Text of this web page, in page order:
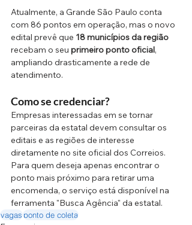
Atualmente, a Grande São Paulo conta
com 86 pontos em operação, mas o novo
edital prevê que 18 municípios da região
recebam o seu primeiro ponto oficial,
ampliando drasticamente a rede de
atendimento.
Como se credenciar?
Empresas interessadas em se tornar
parceiras da estatal devem consultar os
editais e as regiões de interesse
diretamente no site oficial dos Correios.
Para quem deseja apenas encontrar o
ponto mais próximo para retirar uma
encomenda, o serviço está disponível na
ferramenta "Busca Agência" da estatal.
vagas ponto de coleta